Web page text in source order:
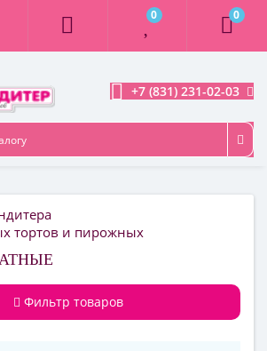
0 0
+7 (831) 231-02-03
тортов и пирожных
Фильтр товаров